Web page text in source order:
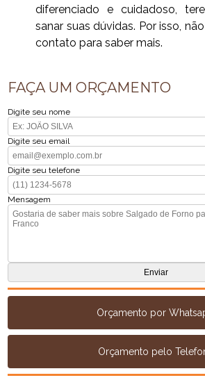
diferenciado e cuidadoso,
sanar suas dúvidas. Por isso,
contato para saber mais.
FAÇA UM ORÇAMENTO
Digite seu nome
Digite seu email
Digite seu telefone
Mensagem
Orçamento por
Orçamento pelo